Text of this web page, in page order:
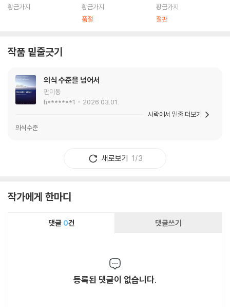
황금가지
세트
황금가지
품절
왓슨편
황금가지
절판
작품 밑줄긋기
의식 수준을 넘어서
판미동
h*******1
2026.03.01.
의식수준
사락에서 밑줄 더보기
새로보기 1/3
작가에게 한마디
댓글 0건 댓글쓰기
등록된 댓글이 없습니다.